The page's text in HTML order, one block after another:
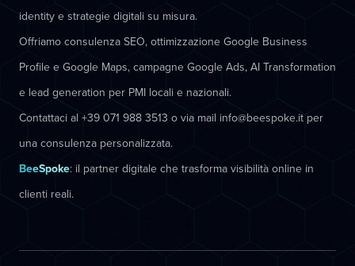
identity e strategie digitali su misura.
Offriamo consulenza SEO, ottimizzazione Google Business
Profile e Google Maps, campagne Google Ads, AI Transformation
e lead generation per PMI locali e nazionali.
Contattaci al +39 071 988 3513 o via mail info@beespoke.it per
una consulenza personalizzata.
BeeSpoke: il partner digitale che trasforma visibilità online in
clienti reali.